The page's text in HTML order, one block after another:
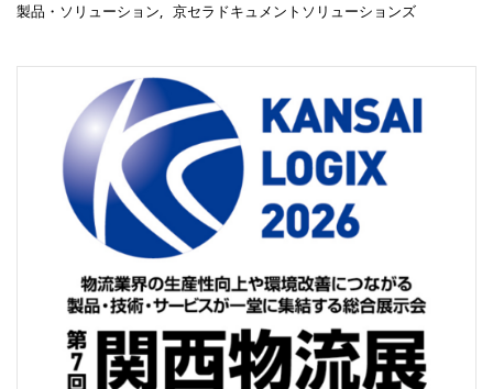
製品・ソリューション 京セラドキュメントソリューションズ